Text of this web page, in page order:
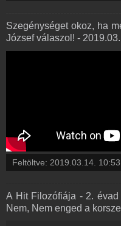
Szegénységet okoz, ha
József válaszol! -
Feltöltve: 2019.03.14.
A Hit Filozófiája - 2.
Nem, Nem enged a